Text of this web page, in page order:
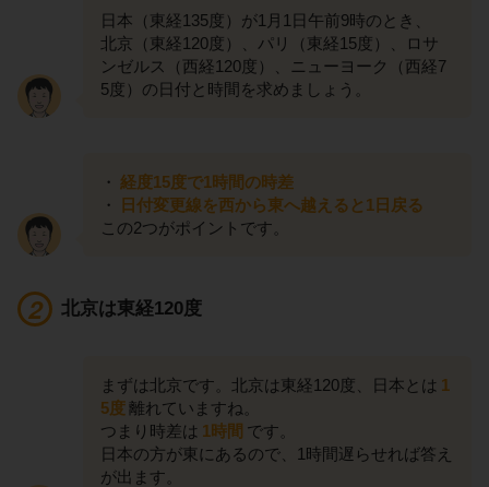
日本（東経135度）が1月1日午前9時のとき、
北京（東経120度）、パリ（東経15度）、ロサ
ンゼルス（西経120度）、ニューヨーク（西経7
5度）の日付と時間を求めましょう。
・ 経度15度で1時間の時差
・
日付変更線を西から東へ越えると1日戻る
この2つがポイントです。
北京は東経120度
まずは北京です。北京は東経120度、日本とは 1
5度 離れていますね。
つまり時差は 1時間 です。
日本の方が東にあるので、1時間遅らせれば答え
が出ます。